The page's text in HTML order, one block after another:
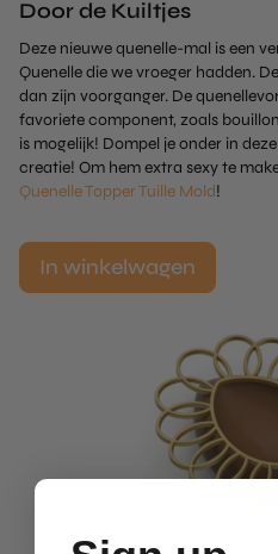
Door de Kuiltjes
Deze nieuwe quenelle-mal is een
Quenelle die we vroeger hadden.
dan zijn voorganger. De
favoriete component, zoals
is mogelijk! Dompel je onder in
creatie! Om hem extra sexy te
Quenelle Topper Tuille Mold!
In winkelwagen